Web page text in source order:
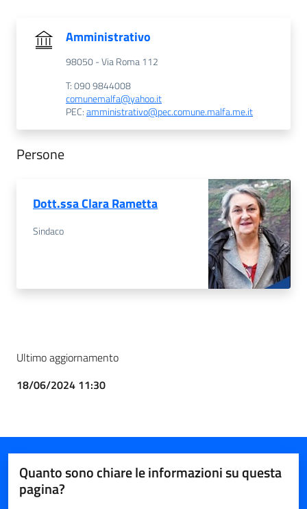
Amministrativo
98050 - Via Roma 112
T: 090 9844008
comunemalfa@yahoo.it
PEC:amministrativo@pec.comune.malfa.me.it
Persone
Dott.ssa Clara Rametta
Sindaco
Ultimo aggiornamento
18/06/2024 11:30
Quanto sono chiare le informazioni su questa
pagina?